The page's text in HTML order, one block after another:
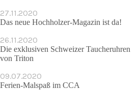
27.11.2020
Das neue Hochholzer-Magazin ist da!
26.11.2020
Die exklusiven Schweizer Taucheruhren
von Triton
09.07.2020
Ferien-Malspaß im CCA